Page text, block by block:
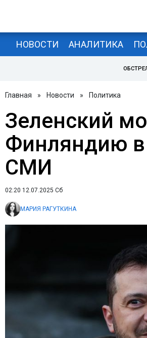
НОВОСТИ АНАЛИТИКА
Главная » Новости » Политика
Зеленский
Финляндию
СМИ
02:20 12.07.2025 Сб
МАРИЯ РАГУТКИНА